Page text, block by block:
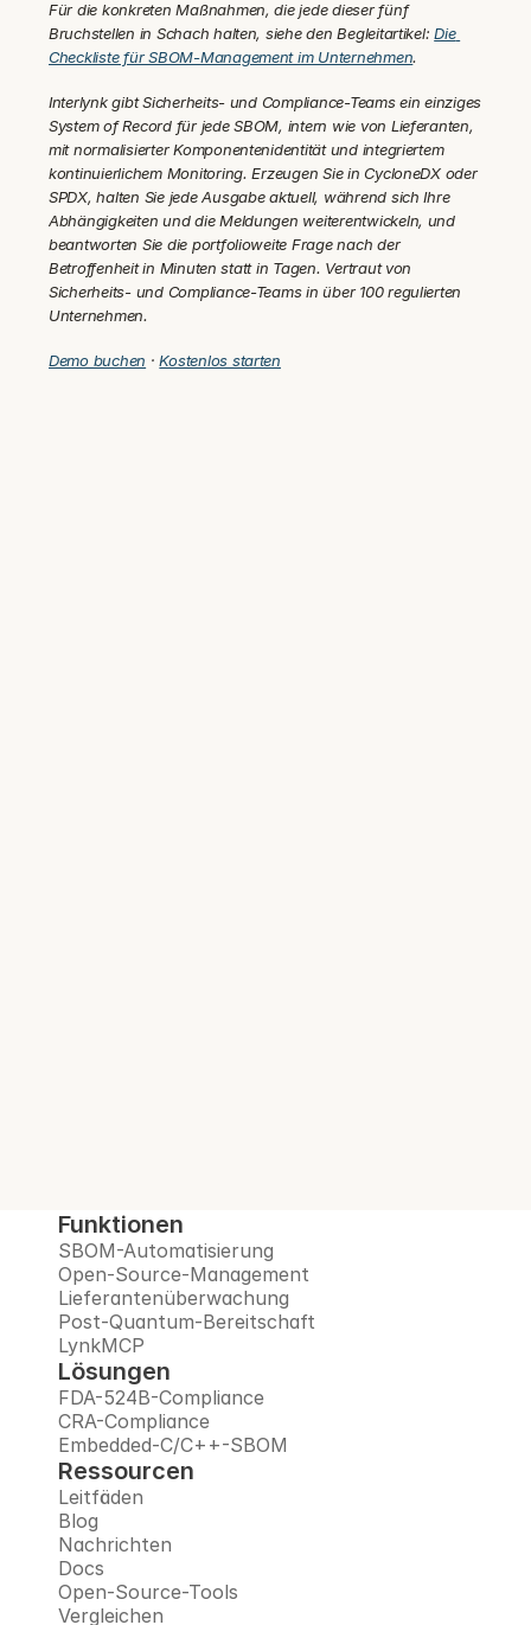
Für die konkreten Maßnahmen, die jede dieser fünf
Bruchstellen in Schach halten, siehe den Begleitartikel: Die
Checkliste für SBOM-Management im Unternehmen.
Interlynk gibt Sicherheits- und Compliance-Teams ein einziges
System of Record für jede SBOM, intern wie von Lieferanten,
mit normalisierter Komponentenidentität und integriertem
kontinuierlichem Monitoring. Erzeugen Sie in CycloneDX oder
SPDX, halten Sie jede Ausgabe aktuell, während sich Ihre
Abhängigkeiten und die Meldungen weiterentwickeln, und
beantworten Sie die portfolioweite Frage nach der
Betroffenheit in Minuten statt in Tagen. Vertraut von
Sicherheits- und Compliance-Teams in über 100 regulierten
Unternehmen.
Demo buchen · Kostenlos starten
Funktionen
SBOM-Automatisierung
Open-Source-Management
Lieferantenüberwachung
Post-Quantum-Bereitschaft
LynkMCP
Lösungen
FDA-524B-Compliance
CRA-Compliance
Embedded-C/C++-SBOM
Ressourcen
Leitfäden
Blog
Nachrichten
Docs
Open-Source-Tools
Vergleichen